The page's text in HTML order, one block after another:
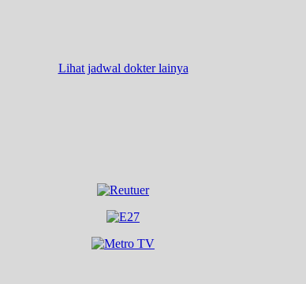
Lihat jadwal dokter lainya